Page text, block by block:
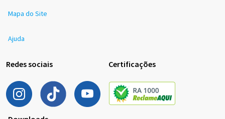
Mapa do Site
Ajuda
Redes sociais Certificações